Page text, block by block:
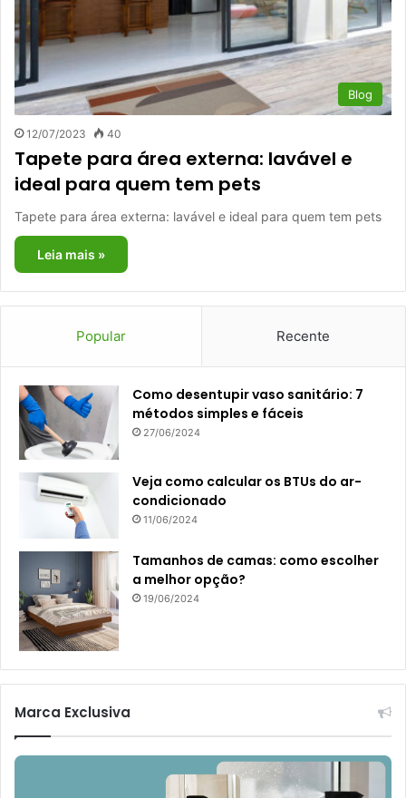
Blog
12/07/2023 40
Tapete para área externa: lavável e
ideal para quem tem pets
Tapete para área externa: lavável e ideal para quem tem pets
Leia mais »
Popular Recente
Como desentupir vaso sanitário: 7
métodos simples e fáceis
27/06/2024
Veja como calcular os BTUs do ar-
condicionado
11/06/2024
Tamanhos de camas: como escolher
a melhor opção?
19/06/2024
Marca Exclusiva